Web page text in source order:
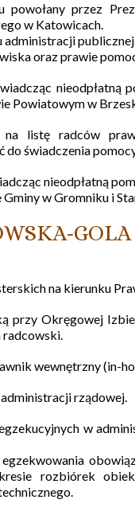
przez
w Katowicach.
administracji
oraz prawie
nieodpłatną
Powiatowym w
listę radców
świadczenia
nieodpłatną
w Gromniku i
GOLA
na kierunku
przy Okręgowej
radcowski.
wewnętrzny (in-
administracji rządowej.
w
rozbiórek